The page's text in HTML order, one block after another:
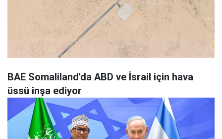
BAE Somaliland'da ABD ve İsrail için hava
üssü inşa ediyor